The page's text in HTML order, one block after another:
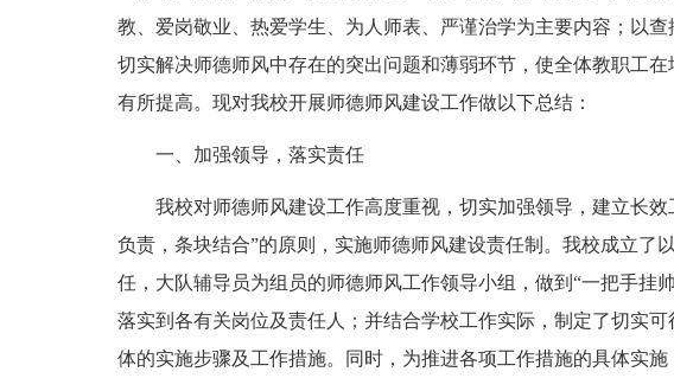
教、爱岗敬业、热爱学生、为人师表、严谨治学为主要内容；以查
切实解决师德师风中存在的突出问题和薄弱环节，使全体教职工
有所提高。现对我校开展师德师风建设工作做以下总结：
一、加强领导，落实责任
我校对师德师风建设工作高度重视，切实加强领导，建立长
负责，条块结合”的原则，实施师德师风建设责任制。我校成立了
任，大队辅导员为组员的师德师风工作领导小组，做到“一把手挂
落实到各有关岗位及责任人；并结合学校工作实际，制定了切实
体的实施步骤及工作措施。同时，为推进各项工作措施的具体实施